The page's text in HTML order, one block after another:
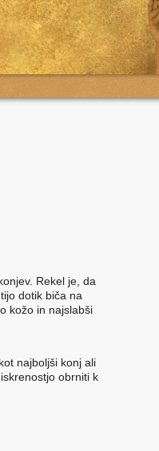
Rekel je, da
dotik biča na
kožo in najslabši
najboljši konj ali
obrniti k